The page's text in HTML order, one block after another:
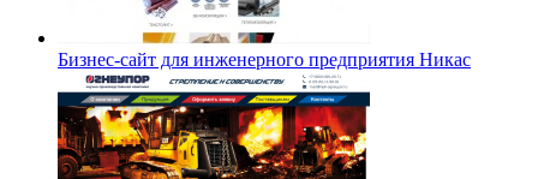
Бизнес-сайт для инженерного предприятия Никас